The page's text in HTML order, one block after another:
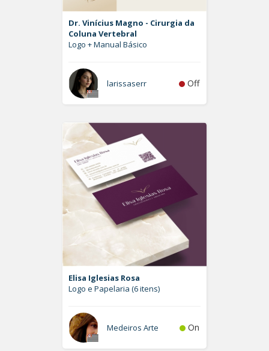
Dr. Vinícius Magno - Cirurgia da
Coluna Vertebral
Logo + Manual Básico
larissaserr Off
Elisa Iglesias Rosa
Logo e Papelaria (6 itens)
Medeiros Arte On